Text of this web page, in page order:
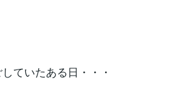
ていたある日・・・